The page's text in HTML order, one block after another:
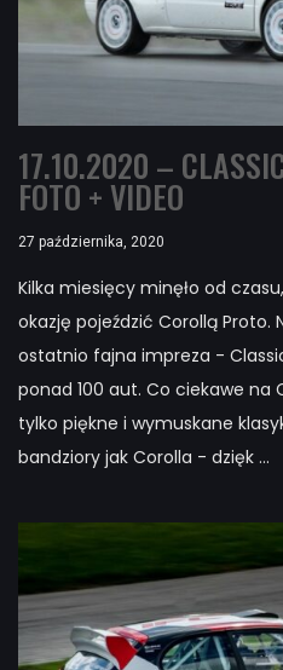
17.10.2020 –
FOTO + VIDEO
27 października, 2020
Kilka miesięcy minęło od
okazję pojeździć Corollą Proto.
ostatnio fajna impreza -
ponad 100 aut. Co ciekawe na
tylko piękne i wymuskane
bandziory jak Corolla - dzięk ...